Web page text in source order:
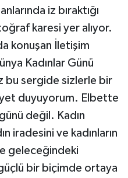
iz bıraktığı
karesi yer alıyor.
konuşan İletişim
Kadınlar Günü
bu sergide sizlerle bir
duyuyorum. Elbette
değil. Kadın
iradesini ve kadınların
geleceğindeki
bir biçimde ortaya